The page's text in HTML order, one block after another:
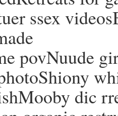
ssex
povNuude
dic